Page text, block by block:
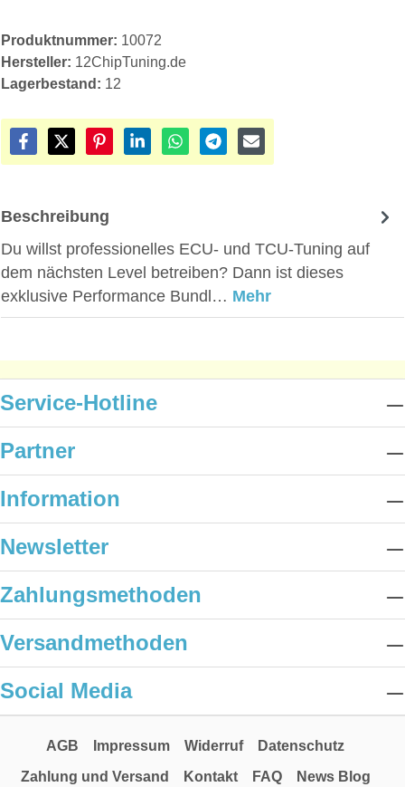
Produktnummer: 10072
Hersteller: 12ChipTuning.de
Lagerbestand: 12
Beschreibung
Du willst professionelles ECU- und TCU-Tuning auf
dem nächsten Level betreiben? Dann ist dieses
exklusive Performance Bundl… Mehr
Service-Hotline
Partner
Information
Newsletter
Zahlungsmethoden
Versandmethoden
Social Media
AGB Impressum Widerruf
Datenschutz
Zahlung und Versand
Kontakt FAQ News Blog